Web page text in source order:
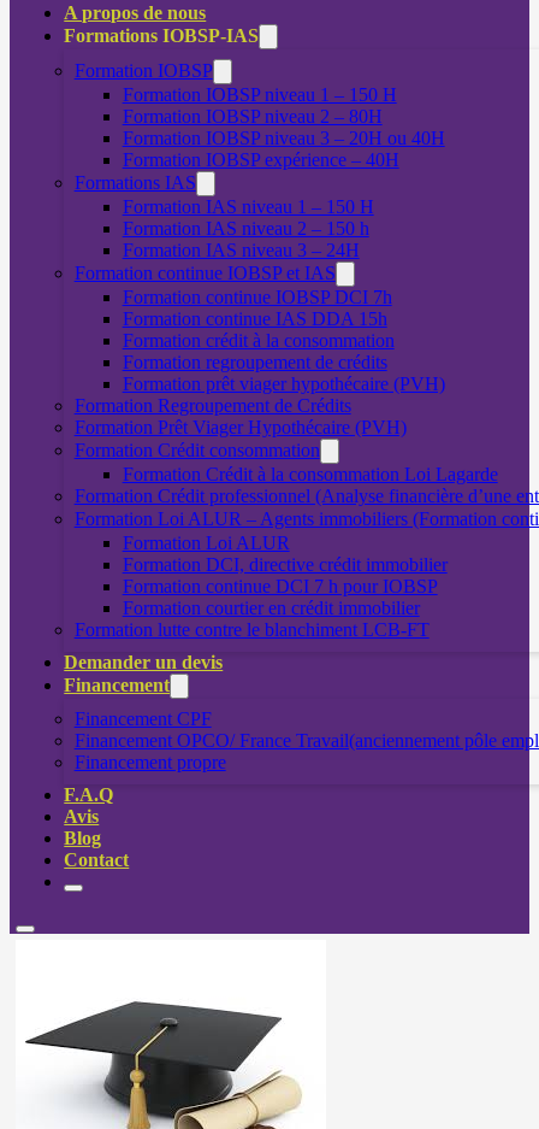
A propos de nous
Formations IOBSP-IAS
Formation IOBSP
Formation IOBSP niveau 1 – 150 H
Formation IOBSP niveau 2 – 80H
Formation IOBSP niveau 3 – 20H ou 40H
Formation IOBSP expérience – 40H
Formations IAS
Formation IAS niveau 1 – 150 H
Formation IAS niveau 2 – 150 h
Formation IAS niveau 3 – 24H
Formation continue IOBSP et IAS
Formation continue IOBSP DCI 7h
Formation continue IAS DDA 15h
Formation crédit à la consommation
Formation regroupement de crédits
Formation prêt viager hypothécaire (PVH)
Formation Regroupement de Crédits
Formation Prêt Viager Hypothécaire (PVH)
Formation Crédit consommation
Formation Crédit à la consommation Loi Lagarde
Formation Crédit professionnel (Analyse financière d’une
Formation Loi ALUR – Agents immobiliers (Formation
Formation Loi ALUR
Formation DCI, directive crédit immobilier
Formation continue DCI 7 h pour IOBSP
Formation courtier en crédit immobilier
Formation lutte contre le blanchiment LCB-FT
Demander un devis
Financement
Financement CPF
Financement OPCO/ France Travail(anciennement pôle
Financement propre
F.A.Q
Avis
Blog
Contact